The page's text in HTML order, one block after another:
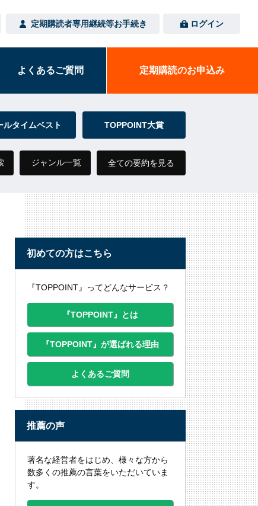
定期購読者専用継続等お手続き ログイン
よくあるご質問 定期購読のお申込み
ルタイムベスト TOPPOINT大賞
ジャンル一覧 全ての要約を見る
初めての方はこちら
『TOPPOINT』ってどんなサービス？
『TOPPOINT』とは
『TOPPOINT』が選ばれる理由
よくあるご質問
推薦の声
著名な経営者をはじめ、様々な方から
数多くの推薦の言葉をいただいていま
す。